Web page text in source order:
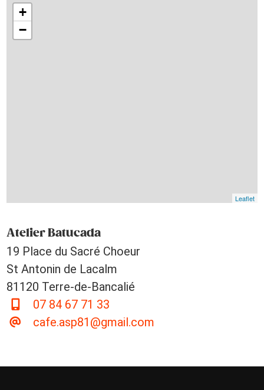
+
−
Leaflet
Atelier Batucada
19 Place du Sacré Choeur
St Antonin de Lacalm
81120 Terre-de-Bancalié
07 84 67 71 33
cafe.asp81@gmail.com